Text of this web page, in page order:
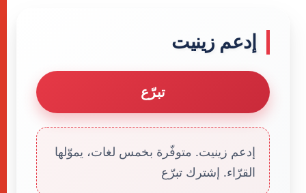
إدعم زينيت
تبرّع
إدعم زينيت. متوفّرة بخمس لغات، يموّلها
القرّاء. إشترك تبرّع